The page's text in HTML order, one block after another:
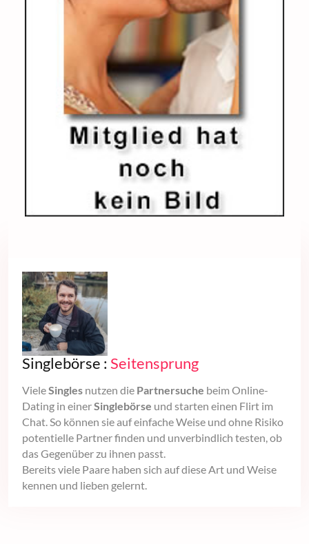
Singlebörse : Seitensprung
VieleSingles nutzen die Partnersuche beim Online-
Dating in einerSinglebörse und starten einen Flirt im
Chat. So können sie auf einfache Weise und ohne Risiko
potentielle Partner finden und unverbindlich testen, ob
das Gegenüber zu ihnen passt.
Bereits viele Paare haben sich auf diese Art und Weise
kennen und lieben gelernt.